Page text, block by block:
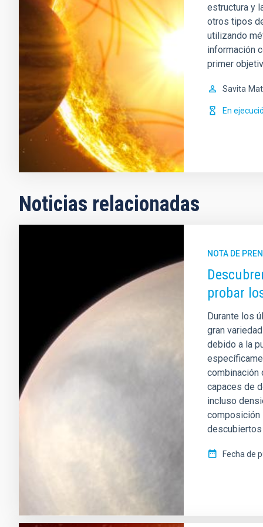
estructura y
otros tipos
utilizando
información
primer
Savita
En
Noticias relacionadas
NOTA DE
probar
Durante los
gran
debido a la
combinación
capaces de
incluso
composición
descubiertos
Fecha de